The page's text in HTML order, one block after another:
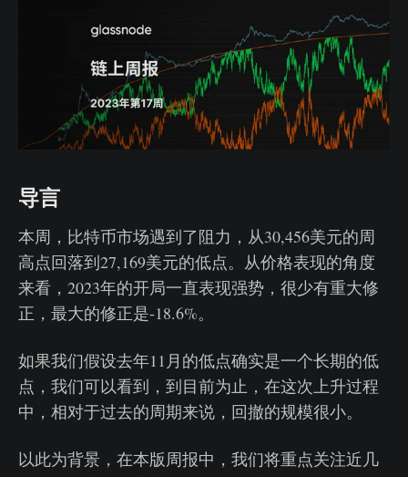
导言
本周，比特币市场遇到了阻力，从30,456美元的周
高点回落到27,169美元的低点。从价格表现的角度
来看，2023年的开局一直表现强势，很少有重大修
正，最大的修正是-18.6%。
如果我们假设去年11月的低点确实是一个长期的低
点，我们可以看到，到目前为止，在这次上升过程
中，相对于过去的周期来说，回撤的规模很小。
以此为背景，在本版周报中，我们将重点关注近几